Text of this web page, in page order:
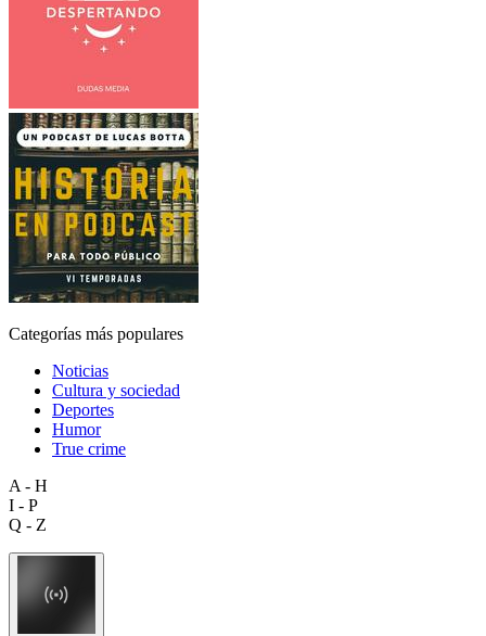
Categorías más populares
Noticias
Cultura y sociedad
Deportes
Humor
True crime
A - H
I - P
Q - Z